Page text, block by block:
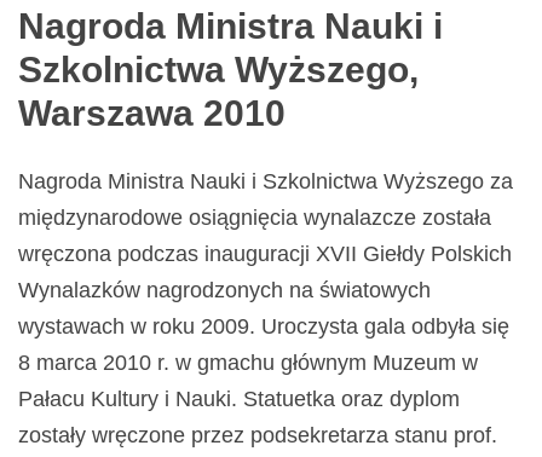
Nagroda Ministra Nauki i
Szkolnictwa Wyższego,
Warszawa 2010
Nagroda Ministra Nauki i Szkolnictwa Wyższego za
międzynarodowe osiągnięcia wynalazcze została
wręczona podczas inauguracji XVII Giełdy Polskich
Wynalazków nagrodzonych na światowych
wystawach w roku 2009. Uroczysta gala odbyła się
8 marca 2010 r. w gmachu głównym Muzeum w
Pałacu Kultury i Nauki. Statuetka oraz dyplom
zostały wręczone przez podsekretarza stanu prof.